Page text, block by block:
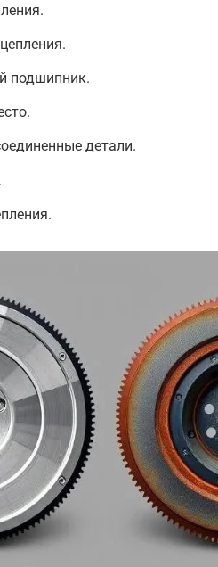
подшипник.
детали.